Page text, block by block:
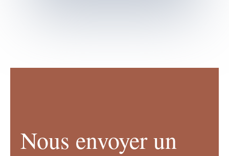
Nous envoyer un